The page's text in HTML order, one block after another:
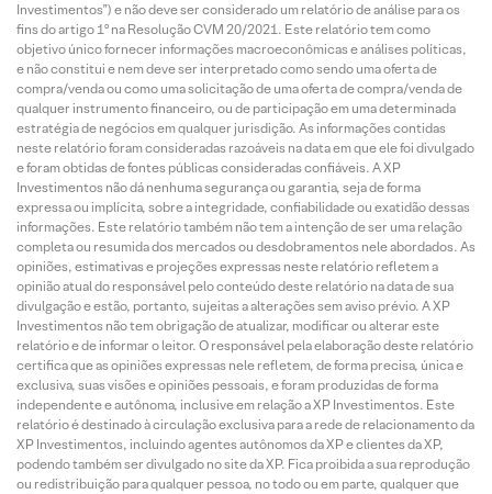
Investimentos”) e não deve ser considerado um relatório de análise para os
fins do artigo 1º na Resolução CVM 20/2021. Este relatório tem como
objetivo único fornecer informações macroeconômicas e análises políticas,
e não constitui e nem deve ser interpretado como sendo uma oferta de
compra/venda ou como uma solicitação de uma oferta de compra/venda de
qualquer instrumento financeiro, ou de participação em uma determinada
estratégia de negócios em qualquer jurisdição. As informações contidas
neste relatório foram consideradas razoáveis na data em que ele foi divulgado
e foram obtidas de fontes públicas consideradas confiáveis. A XP
Investimentos não dá nenhuma segurança ou garantia, seja de forma
expressa ou implícita, sobre a integridade, confiabilidade ou exatidão dessas
informações. Este relatório também não tem a intenção de ser uma relação
completa ou resumida dos mercados ou desdobramentos nele abordados. As
opiniões, estimativas e projeções expressas neste relatório refletem a
opinião atual do responsável pelo conteúdo deste relatório na data de sua
divulgação e estão, portanto, sujeitas a alterações sem aviso prévio. A XP
Investimentos não tem obrigação de atualizar, modificar ou alterar este
relatório e de informar o leitor. O responsável pela elaboração deste relatório
certifica que as opiniões expressas nele refletem, de forma precisa, única e
exclusiva, suas visões e opiniões pessoais, e foram produzidas de forma
independente e autônoma, inclusive em relação a XP Investimentos. Este
relatório é destinado à circulação exclusiva para a rede de relacionamento da
XP Investimentos, incluindo agentes autônomos da XP e clientes da XP,
podendo também ser divulgado no site da XP. Fica proibida a sua reprodução
ou redistribuição para qualquer pessoa, no todo ou em parte, qualquer que